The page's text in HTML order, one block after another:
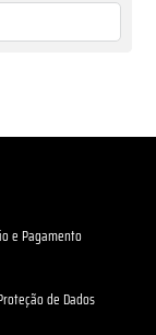
e Pagamento
de Dados